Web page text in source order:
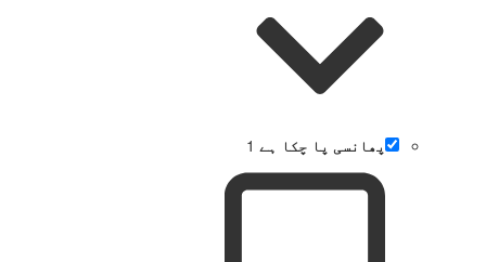
پھانسی پا چکا ہے 1